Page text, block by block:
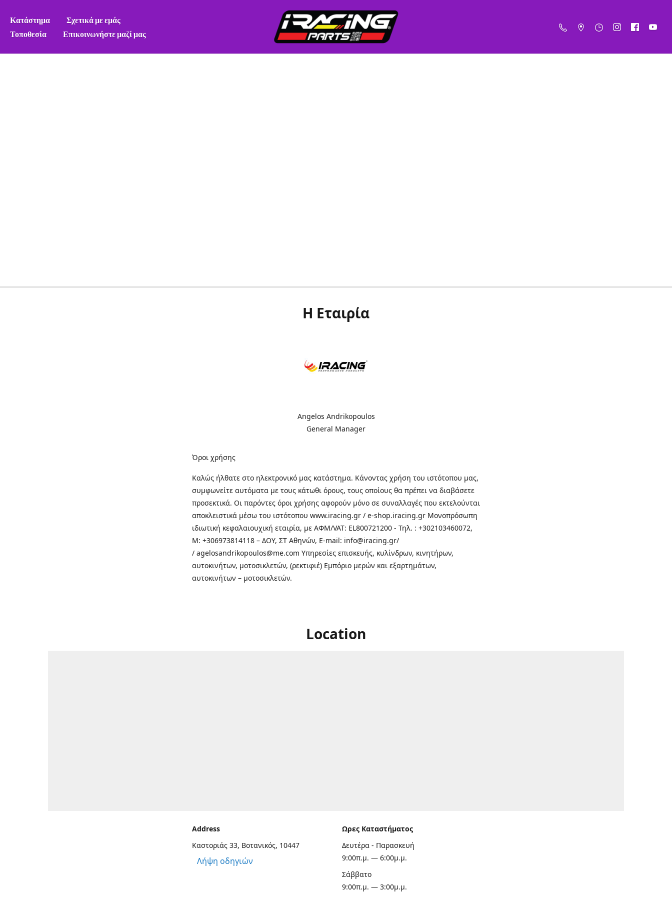
Κατάστημα
Σχετικά με εμάς
Τοποθεσία
Επικοινωνήστε μαζί μας
Η Εταιρία
Angelos Andrikopoulos
General Manager
Όροι χρήσης
Καλώς ήλθατε στo ηλεκτρονικό μας κατάστημα. Κάνοντας χρήση του ιστότοπου μας,
συμφωνείτε αυτόματα με τους κάτωθι όρους, τους οποίους θα πρέπει να διαβάσετε
προσεκτικά. Οι παρόντες όροι χρήσης αφορούν μόνο σε συναλλαγές που εκτελούνται
αποκλειστικά μέσω του ιστότοπου www.iracing.gr / e-shop.iracing.gr Μονοπρόσωπη
ιδιωτική κεφαλαιουχική εταιρία, με ΑΦΜ/VAT: EL800721200 - Τηλ. : +302103460072,
M: +306973814118 – ΔΟΥ, ΣΤ Αθηνών, E-mail: info@iracing.gr/
/ agelosandrikopoulos@me.com Υπηρεσίες επισκευής, κυλίνδρων, κινητήρων,
αυτοκινήτων, μοτοσικλετών, (ρεκτιφιέ) Εμπόριο μερών και εξαρτημάτων,
αυτοκινήτων – μοτοσικλετών.
Location
Address
Καστοριάς 33, Βοτανικός, 10447
Λήψη οδηγιών
Ωρες Καταστήματος
Δευτέρα - Παρασκευή
9:00π.μ. — 6:00μ.μ.
Σάββατο
9:00π.μ. — 3:00μ.μ.